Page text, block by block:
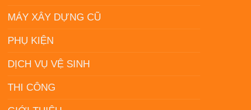
MÁY XÂY DỰNG CŨ
PHỤ KIỆN
DỊCH VỤ VỆ SINH
THI CÔNG